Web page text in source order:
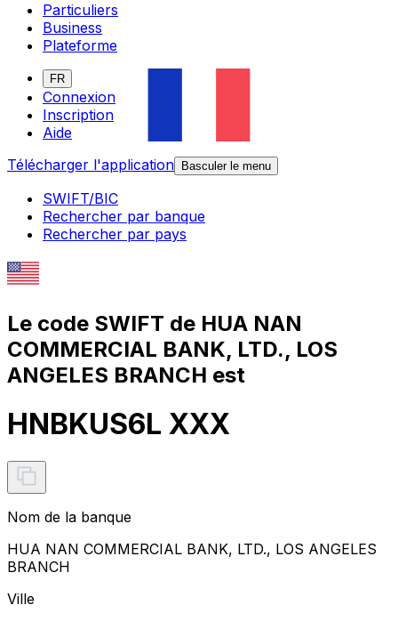
Particuliers
Business
Plateforme
FR
Connexion
Inscription
Aide
Télécharger l'application
Basculer le menu
SWIFT/BIC
Rechercher par banque
Rechercher par pays
Le code SWIFT de HUA NAN
COMMERCIAL BANK, LTD., LOS
ANGELES BRANCH est
HNBKUS6L XXX
Nom de la banque
HUA NAN COMMERCIAL BANK, LTD., LOS ANGELES
BRANCH
Ville